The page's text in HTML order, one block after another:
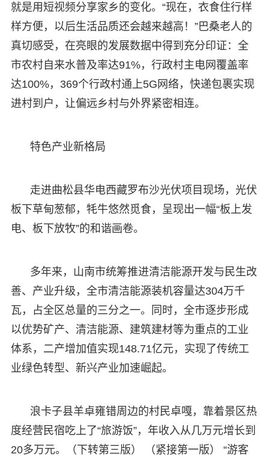
就是用短视频分享家乡的变化。“现在，衣食住行样
样方便，以后生活品质还会越来越高！”巴桑老人的
真切感受，在亮眼的发展数据中得到充分印证：全
市农村自来水普及率达91%，行政村主电网覆盖率
达100%，369个行政村通上5G网络，快递包裹实现
进村到户，让偏远乡村与外界紧密相连。
特色产业新格局
走进曲松县华电西藏罗布沙光伏项目现场，光伏
板下草甸葱郁，牦牛悠然觅食，呈现出一幅“板上发
电、板下放牧”的和谐画卷。
多年来，山南市统筹推进清洁能源开发与民生改
善、产业升级，全市清洁能源装机容量达304万千
瓦，占全区总量的三分之一。同时，全市逐步形成
以优势矿产、清洁能源、建筑建材等为重点的工业
体系，二产增加值实现148.71亿元，实现了传统工
业绿色转型、新兴产业加速崛起。
浪卡子县羊卓雍错周边的村民卓嘎，靠着景区热
度经营民宿吃上了“旅游饭”，年收入从几万元增长到
20多万元。（下转第三版） （紧接第一版） “游客